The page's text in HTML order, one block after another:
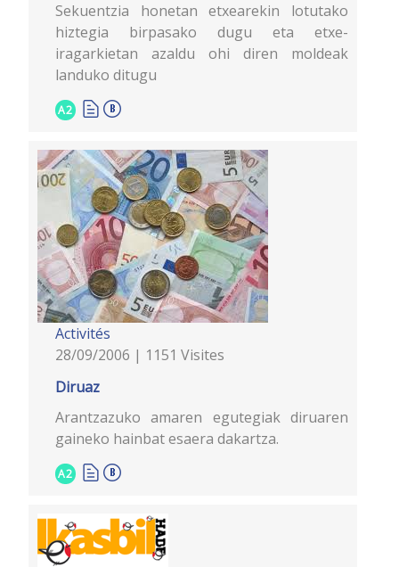
Sekuentzia honetan etxearekin lotutako
hiztegia birpasako dugu eta etxe-
iragarkietan azaldu ohi diren moldeak
landuko ditugu
A2
Activités
28/09/2006 | 1151 Visites
Diruaz
Arantzazuko amaren egutegiak diruaren
gaineko hainbat esaera dakartza.
A2